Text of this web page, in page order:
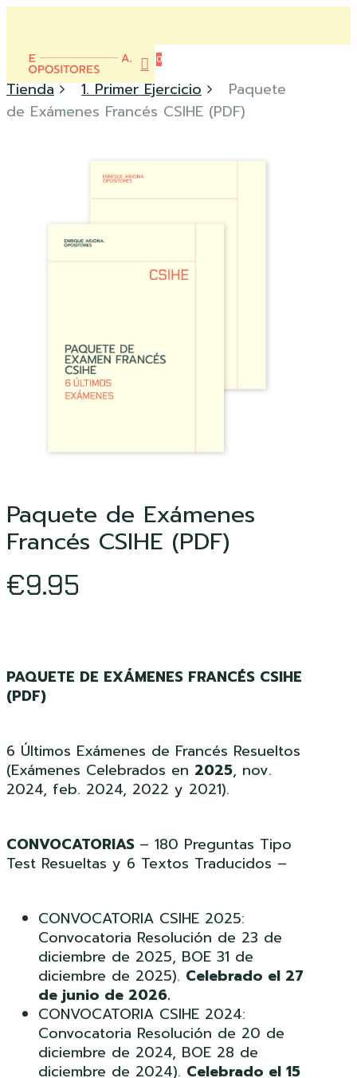
main
content
account
0
Menu
Tienda 1. Primer Ejercicio
Paquete
de Exámenes Francés CSIHE (PDF)
Paquete de Exámenes
Francés CSIHE (PDF)
€9.95
PAQUETE DE EXÁMENES FRANCÉS CSIHE
(PDF)
6 Últimos Exámenes de Francés Resueltos
(Exámenes Celebrados en 2025, nov.
2024, feb. 2024, 2022 y 2021).
CONVOCATORIAS – 180 Preguntas Tipo
Test Resueltas y 6 Textos Traducidos –
CONVOCATORIA CSIHE 2025:
Convocatoria Resolución de 23 de
diciembre de 2025, BOE 31 de
diciembre de 2025). Celebrado el 27
de junio de 2026.
CONVOCATORIA CSIHE 2024:
Convocatoria Resolución de 20 de
diciembre de 2024, BOE 28 de
diciembre de 2024). Celebrado el 15
Close